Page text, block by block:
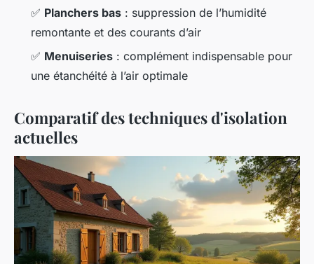
✅ Planchers bas : suppression de l’humidité
remontante et des courants d’air
✅ Menuiseries : complément indispensable pour
une étanchéité à l’air optimale
Comparatif des techniques d'isolation
actuelles